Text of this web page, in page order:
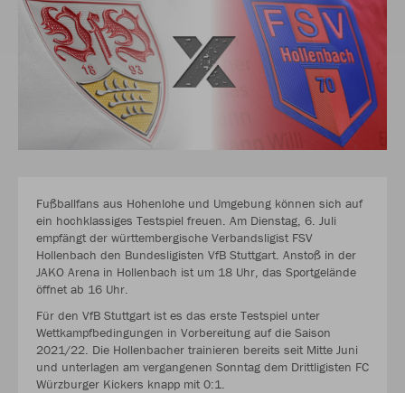
Fußballfans aus Hohenlohe und Umgebung können sich auf
ein hochklassiges Testspiel freuen. Am Dienstag, 6. Juli
empfängt der württembergische Verbandsligist FSV
Hollenbach den Bundesligisten VfB Stuttgart. Anstoß in der
JAKO Arena in Hollenbach ist um 18 Uhr, das Sportgelände
öffnet ab 16 Uhr.
Für den VfB Stuttgart ist es das erste Testspiel unter
Wettkampfbedingungen in Vorbereitung auf die Saison
2021/22. Die Hollenbacher trainieren bereits seit Mitte Juni
und unterlagen am vergangenen Sonntag dem Drittligisten FC
Würzburger Kickers knapp mit 0:1.